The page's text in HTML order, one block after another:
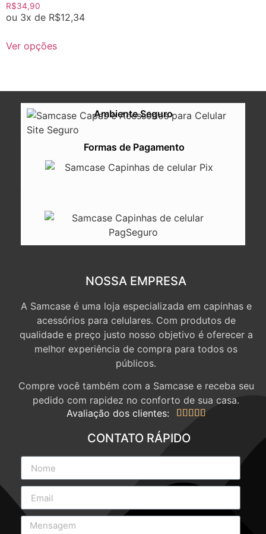
R$34,90
ou 3x de R$12,34
Ver opções
Ambiente Seguro
Formas de Pagamento
NOSSA EMPRESA
A Samcase é uma loja especializada em capinhas e
acessórios para celulares. Com produtos de
qualidade e preço justo nosso objetivo é oferecer a
melhor experiência de compra para todos os
públicos.
Compre você também com a Samcase e receba seu
pedido com rapidez no conforto de sua casa.
Avaliação dos clientes:
    
CONTATO RÁPIDO